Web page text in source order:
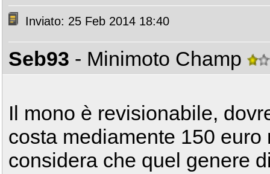
Inviato: 25 Feb 2014 18:40
Seb93 - Minimoto Champ
Il mono è revisionabile,
costa mediamente 150
considera che quel genere